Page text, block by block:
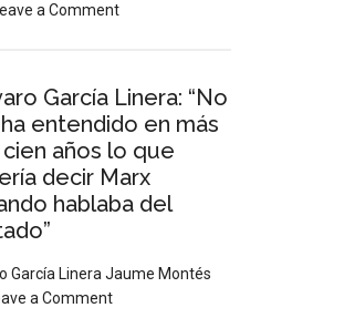
a Comment
García Linera: “No
entendido en más
años lo que
decir Marx
hablaba del
García Linera Jaume Montés
a Comment